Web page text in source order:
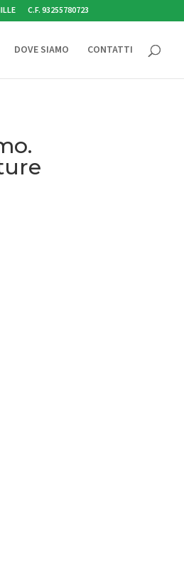
C.F. 93255780723
DOVE SIAMO CONTATTI